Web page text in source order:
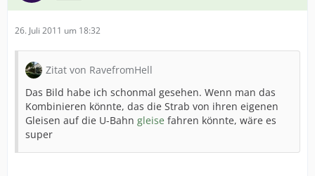
26. Juli 2011 um 18:32
Zitat von RavefromHell
Das Bild habe ich schonmal gesehen. Wenn man das
Kombinieren könnte, das die Strab von ihren eigenen
Gleisen auf die U-Bahn gleise fahren könnte, wäre es
super